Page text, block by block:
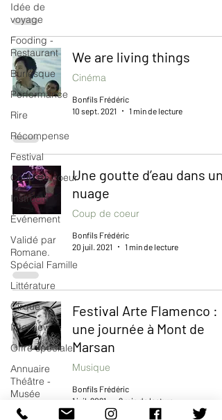
Idée de
voyage
Fooding -
Restaurant
Burlesque
Performance
Rire
Récompense
Festival
Coup de coeur
Instructif
Événement
Validé par
Romane.
Spécial Famille
Littérature
Cirque
Interview
Offre spéciale
Annuaire
Théâtre -
Musée
Hommage
We are living things
Cinéma
Bonfils Frédéric
10 sept. 2021
1 min de lecture
Une goutte d’eau dans un
nuage
Coup de coeur
Bonfils Frédéric
20 juil. 2021
1 min de lecture
Festival Arte Flamenco :
une journée à Mont de
Marsan
Musique
Bonfils Frédéric
1 juil. 2021
2 min de lecture